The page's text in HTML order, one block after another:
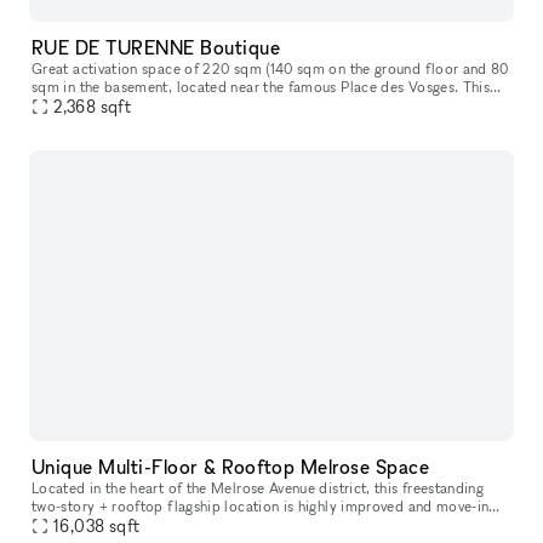
RUE DE TURENNE Boutique
Great activation space of 220 sqm (140 sqm on the ground floor and 80
sqm in the basement​,​ located near the famous Place des Vosges. This
space offers great storefront on a popular street in Paris
2,368 sqft
Unique Multi-Floor & Rooftop Melrose Space
Located in the heart of the Melrose Avenue district, this freestanding
two-story + rooftop flagship location is highly improved and move-in
ready. It is an incredible opportunity to host your next p
16,038 sqft